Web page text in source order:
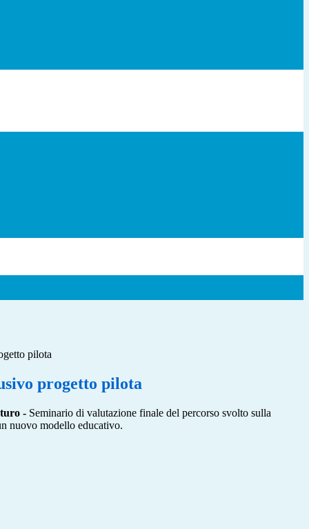
pilota
progetto pilota
- Seminario di valutazione finale del percorso svolto sulla
nuovo modello educativo.